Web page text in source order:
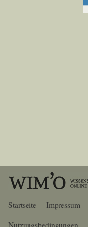
Startseite Impressum
Nutzungsbedingungen